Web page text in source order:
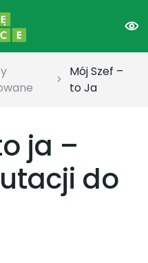
Mój Szef –
to Ja
ja –
do